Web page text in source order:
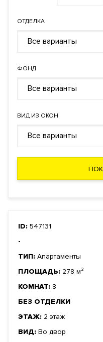
ОТДЕЛКА
Все варианты
ФОНД
Все варианты
ВИД ИЗ ОКОН
Все варианты
ID: 547131
-
ТИП: Апартаменты
ПЛОЩАДЬ: 278 м²
КОМНАТ: 8
БЕЗ ОТДЕЛКИ
ЭТАЖ: 2 этаж
ВИД: Во двор